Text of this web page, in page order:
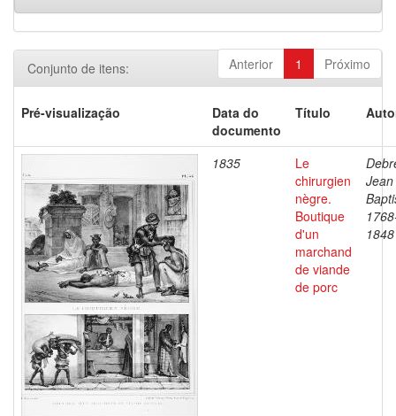
Anterior 1 Próximo
Conjunto de itens:
Pré-visualização
Data do
documento
Título
1835
Le
chirurgien
nègre.
Boutique
d'un
marchand
de viande
de porc
Jean
1848